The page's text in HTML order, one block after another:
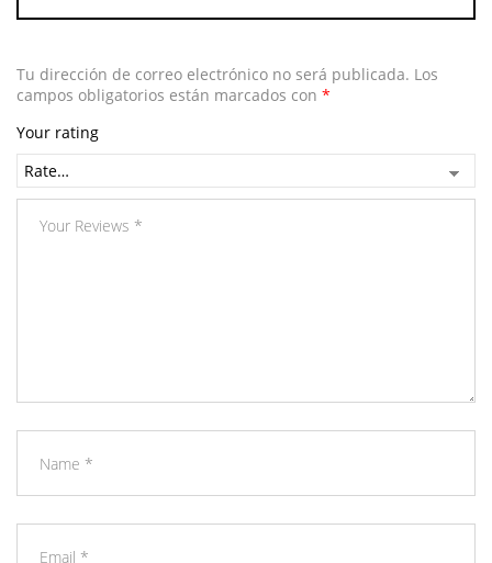
Tu dirección de correo electrónico no será publicada. Los
campos obligatorios están marcados con *
Your rating